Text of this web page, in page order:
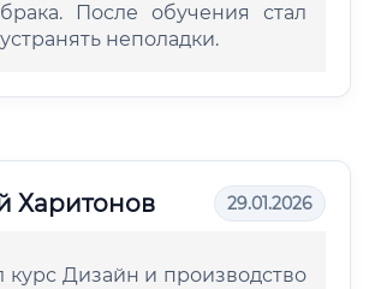
После обучения стал
неполадки.
Харитонов 29.01.2026
курс Дизайн и производство